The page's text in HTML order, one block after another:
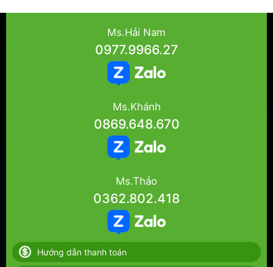
Ms.Hải Nam
0977.9966.27
Ms.Khánh
0869.648.670
Ms.Thảo
0362.802.418
Hướng dẫn thanh toán